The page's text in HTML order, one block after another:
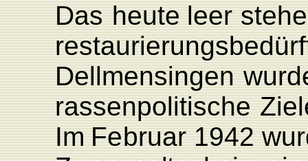
Das heute leer
Dellmensingen
rassenpolitische
Im Februar1942